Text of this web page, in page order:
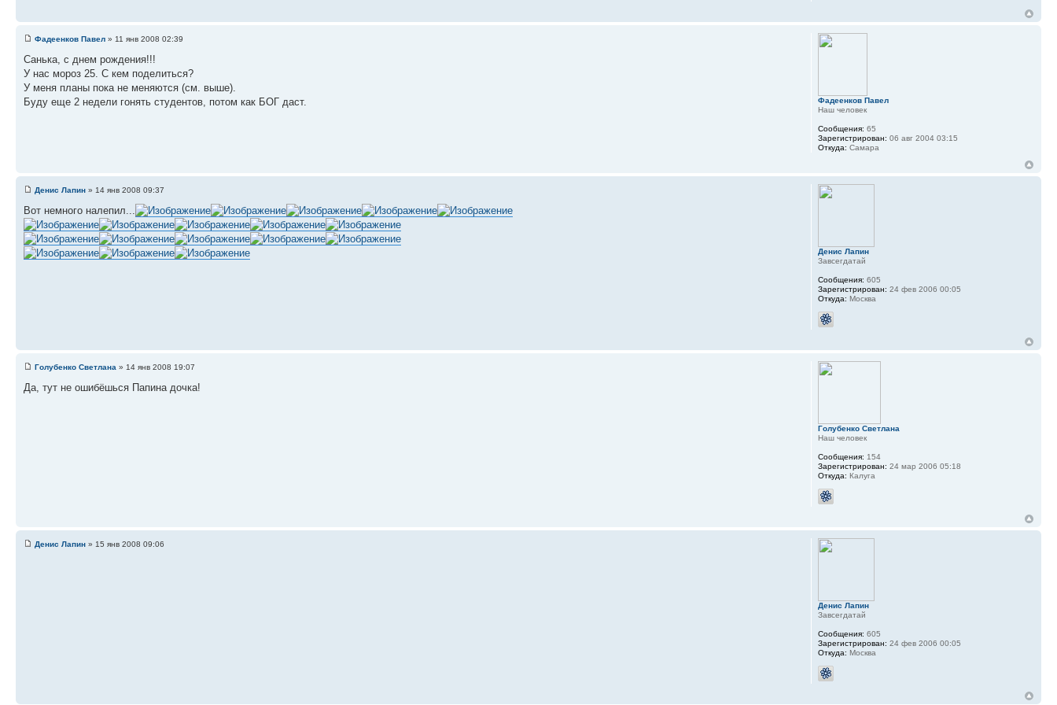
Фадеенков Павел » 11 янв 2008 02:39
Санька, с днем рождения!!!
У нас мороз 25. С кем поделиться?
У меня планы пока не меняются (см. выше).
Буду еще 2 недели гонять студентов, потом как БОГ даст.
Фадеенков Павел
Наш человек
Сообщения: 65
Зарегистрирован: 06 авг 2004 03:15
Откуда: Самара
Денис Лапин » 14 янв 2008 09:37
Вот немного налепил...
Денис Лапин
Завсегдатай
Сообщения: 605
Зарегистрирован: 24 фев 2006 00:05
Откуда: Москва
Голубенко Светлана » 14 янв 2008 19:07
Да, тут не ошибёшься Папина дочка!
Голубенко Светлана
Наш человек
Сообщения: 154
Зарегистрирован: 24 мар 2006 05:18
Откуда: Калуга
Денис Лапин » 15 янв 2008 09:06
Денис Лапин
Завсегдатай
Сообщения: 605
Зарегистрирован: 24 фев 2006 00:05
Откуда: Москва